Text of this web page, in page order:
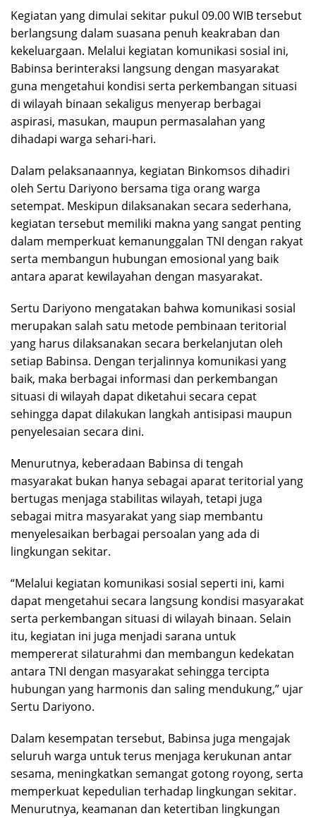
Kegiatan yang dimulai sekitar pukul 09.00 WIB tersebut
berlangsung dalam suasana penuh keakraban dan
kekeluargaan. Melalui kegiatan komunikasi sosial ini,
Babinsa berinteraksi langsung dengan masyarakat
guna mengetahui kondisi serta perkembangan situasi
di wilayah binaan sekaligus menyerap berbagai
aspirasi, masukan, maupun permasalahan yang
dihadapi warga sehari-hari.
Dalam pelaksanaannya, kegiatan Binkomsos dihadiri
oleh Sertu Dariyono bersama tiga orang warga
setempat. Meskipun dilaksanakan secara sederhana,
kegiatan tersebut memiliki makna yang sangat penting
dalam memperkuat kemanunggalan TNI dengan rakyat
serta membangun hubungan emosional yang baik
antara aparat kewilayahan dengan masyarakat.
Sertu Dariyono mengatakan bahwa komunikasi sosial
merupakan salah satu metode pembinaan teritorial
yang harus dilaksanakan secara berkelanjutan oleh
setiap Babinsa. Dengan terjalinnya komunikasi yang
baik, maka berbagai informasi dan perkembangan
situasi di wilayah dapat diketahui secara cepat
sehingga dapat dilakukan langkah antisipasi maupun
penyelesaian secara dini.
Menurutnya, keberadaan Babinsa di tengah
masyarakat bukan hanya sebagai aparat teritorial yang
bertugas menjaga stabilitas wilayah, tetapi juga
sebagai mitra masyarakat yang siap membantu
menyelesaikan berbagai persoalan yang ada di
lingkungan sekitar.
“Melalui kegiatan komunikasi sosial seperti ini, kami
dapat mengetahui secara langsung kondisi masyarakat
serta perkembangan situasi di wilayah binaan. Selain
itu, kegiatan ini juga menjadi sarana untuk
mempererat silaturahmi dan membangun kedekatan
antara TNI dengan masyarakat sehingga tercipta
hubungan yang harmonis dan saling mendukung,” ujar
Sertu Dariyono.
Dalam kesempatan tersebut, Babinsa juga mengajak
seluruh warga untuk terus menjaga kerukunan antar
sesama, meningkatkan semangat gotong royong, serta
memperkuat kepedulian terhadap lingkungan sekitar.
Menurutnya, keamanan dan ketertiban lingkungan